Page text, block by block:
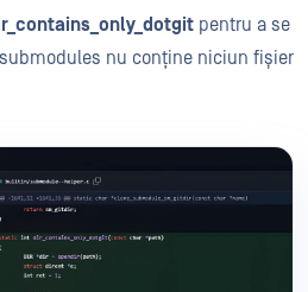
pentru a se
nu conține niciun fișier